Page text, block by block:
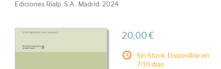
Ediciones Rialp, S.A.. Madrid, 2024
20,00 €
Sin Stock. Disponible en
7/10 días.